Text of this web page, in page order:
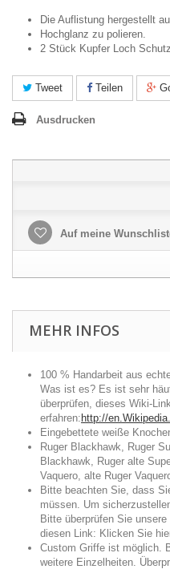
Die Auflistung hergestellt
Hochglanz zu polieren.
2 Stück Kupfer Loch
Tweet Teilen
Ausdrucken
Auf meine
MEHR INFOS
100 % Handarbeit aus
Was ist es? Es ist sehr
überprüfen, dieses Wiki-
erfahren: http://
Eingebettete weiße
Ruger Blackhawk, Ruger
Blackhawk, Ruger alte
Vaquero, alte Ruger
Bitte beachten Sie, dass
müssen. Um
Bitte überprüfen Sie
diesen Link: Klicken Sie
Custom Griffe ist möglich.
weitere Einzelheiten.